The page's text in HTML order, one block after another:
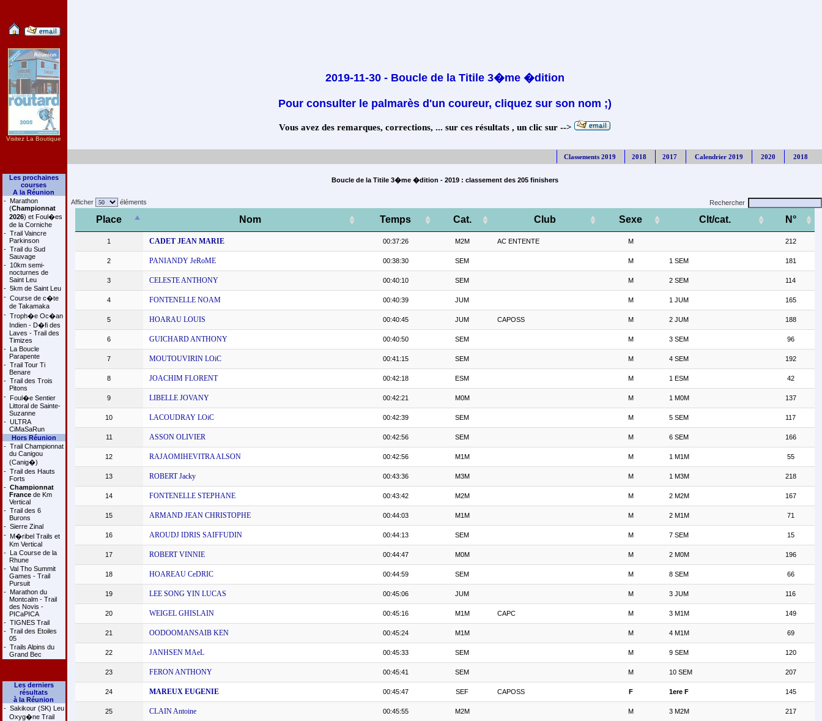
Visitez La Boutique
Les prochaines
courses
A la Réunion
- Marathon
(Championnat
2026) et Foul�es
de la Corniche
- Trail Vaincre
Parkinson
- Trail du Sud
Sauvage
- 10km semi-
nocturnes de
Saint Leu
- 5km de Saint Leu
- Course de c�te
de Takamaka
- Troph�e Oc�an
Indien - D�fi des
Laves - Trail des
Timizes
- La Boucle
Parapente
- Trail Tour Ti
Benare
- Trail des Trois
Pitons
- Foul�e Sentier
Littoral de Sainte-
Suzanne
- ULTRA
CiMaSaRun
Hors Réunion
- Trail Championnat
du Canigou
(Canig�)
- Trail des Hauts
Forts
- Championnat
Francede Km
Vertical
- Trail des 6
Burons
- Sierre Zinal
- M�ribel Trails et
Km Vertical
- La Course de la
Rhune
- Val Tho Summit
Games - Trail
Pursuit
- Marathon du
Montcalm - Trail
des Novis -
PICaPICA
- TIGNES Trail
- Trail des Etoiles
05
- Trails Alpins du
Grand Bec
Les derniers
résultats
à la Réunion
- Sakikour (SK) Leu
Oxyg�ne Trail
2019-11-30 - Boucle de la Titile 3�me �dition
Pour consulter le palmarès d'un coureur, cliquez sur son nom ;)
Vous avez des remarques, corrections, ... sur ces résultats , un clic sur -->
Classements 2019 2018 2017 Calendrier 2019 2020 2018
Boucle de la Titile 3�me �dition - 2019 : classement des 205 finishers
Afficher éléments Rechercher
Place Nom Temps Cat. Club Sexe Clt/cat. N°
1 CADET JEAN MARIE 00:37:26 M2M AC ENTENTE M 212
2 PANIANDY JeRoME 00:38:30 SEM M 1 SEM 181
3 CELESTE ANTHONY 00:40:10 SEM M 2 SEM 114
4 FONTENELLE NOAM 00:40:39 JUM M 1 JUM 165
5 HOARAU LOUIS 00:40:45 JUM CAPOSS M 2 JUM 188
6 GUICHARD ANTHONY 00:40:50 SEM M 3 SEM 96
7 MOUTOUVIRIN LOiC 00:41:15 SEM M 4 SEM 192
8 JOACHIM FLORENT 00:42:18 ESM M 1 ESM 42
9 LIBELLE JOVANY 00:42:21 M0M M 1 M0M 137
10 LACOUDRAY LOiC 00:42:39 SEM M 5 SEM 117
11 ASSON OLIVIER 00:42:56 SEM M 6 SEM 166
12 RAJAOMIHEVITRA ALSON 00:42:56 M1M M 1 M1M 55
13 ROBERT Jacky 00:43:36 M3M M 1 M3M 218
14 FONTENELLE STEPHANE 00:43:42 M2M M 2 M2M 167
15 ARMAND JEAN CHRISTOPHE 00:44:03 M1M M 2 M1M 71
16 AROUDJ IDRIS SAIFFUDIN 00:44:13 SEM M 7 SEM 15
17 ROBERT VINNIE 00:44:47 M0M M 2 M0M 196
18 HOAREAU CeDRIC 00:44:59 SEM M 8 SEM 66
19 LEE SONG YIN LUCAS 00:45:06 JUM M 3 JUM 116
20 WEIGEL GHISLAIN 00:45:16 M1M CAPC M 3 M1M 149
21 OODOOMANSAIB KEN 00:45:24 M1M M 4 M1M 69
22 JANHSEN MAeL 00:45:33 SEM M 9 SEM 120
23 FERON ANTHONY 00:45:41 SEM M 10 SEM 207
24 MAREUX EUGENIE 00:45:47 SEF CAPOSS F 1ere F 145
25 CLAIN Antoine 00:45:55 M2M M 3 M2M 217